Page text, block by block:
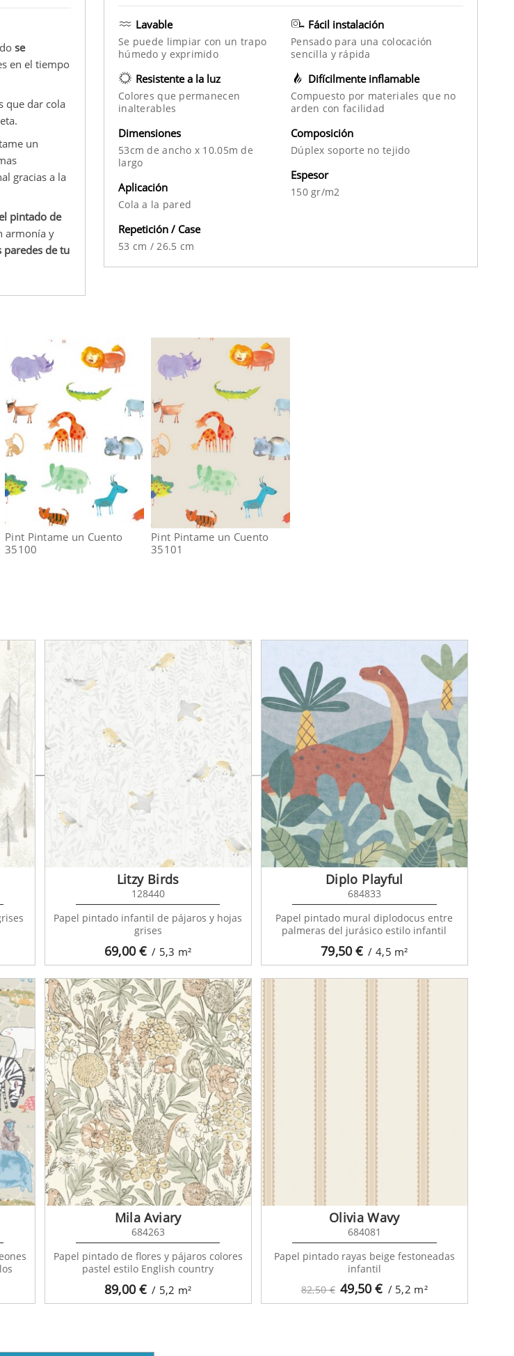
se
en el tiempo
que dar cola
un
gracias a la
pintado de
armonía y
paredes de tu
Lavable
Se puede limpiar con un trapo
húmedo y exprimido
Resistente a la luz
Colores que permanecen
inalterables
Fácil instalación
Pensado para una colocación
sencilla y rápida
Difícilmente inflamable
Compuesto por materiales que no
arden con facilidad
Dimensiones
53cm de ancho x 10.05m de
largo
Aplicación
Cola a la pared
Repetición / Case
53 cm / 26.5 cm
Composición
Dúplex soporte no tejido
Espesor
150 gr/m2
Pint Pintame un Cuento
35100
Pint Pintame un Cuento
35101
69,00€ / 5,3 m²
Litzy Birds
128440
Papel pintado infantil de pájaros y hojas
grises
79,50€ / 4,5 m²
Diplo Playful
684833
Papel pintado mural diplodocus entre
palmeras del jurásico estilo infantil
89,00€ / 5,2 m²
Mila Aviary
684263
Papel pintado de flores y pájaros colores
pastel estilo English country
82,50 € 49,50€ / 5,2 m²
Olivia Wavy
684081
Papel pintado rayas beige festoneadas
infantil